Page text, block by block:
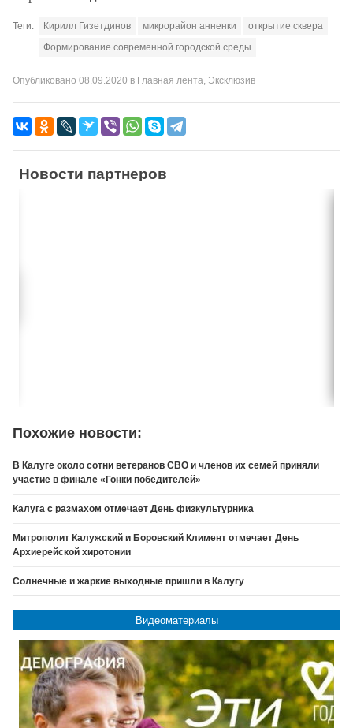
Теги: Кирилл Гизетдинов микрорайон анненки
открытие сквера
Формирование современной городской среды
Опубликовано 08.09.2020 в Главная лента, Эксклюзив
Новости партнеров
Похожие новости:
В Калуге около сотни ветеранов СВО и членов их семей приняли
участие в финале «Гонки победителей»
Калуга с размахом отмечает День физкультурника
Митрополит Калужский и Боровский Климент отмечает День
Архиерейской хиротонии
Солнечные и жаркие выходные пришли в Калугу
Видеоматериалы